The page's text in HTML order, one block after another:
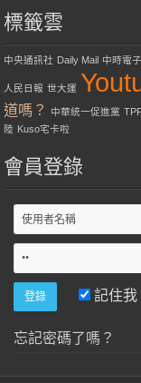
標籤雲
中央通訊社 Daily Mail 中時電
人民日報 世大運
道嗎？
中華統一促進黨
陸 Kuso宅卡啦
會員登錄
記住我
忘記密碼了嗎？